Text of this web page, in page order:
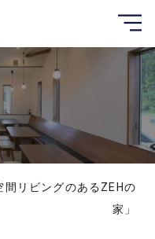
メ
ニ
ュ
ー
間リビングのあるZEHの
家」